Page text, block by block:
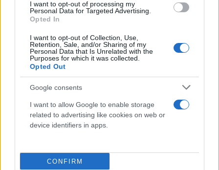
I want to opt-out of processing my
Personal Data for Targeted Advertising.
Opted In
I want to opt-out of Collection, Use,
Retention, Sale, and/or Sharing of my
Personal Data that Is Unrelated with the
Purposes for which it was collected.
Opted Out
Google consents
I want to allow Google to enable storage
related to advertising like cookies on web or
device identifiers in apps.
CONFIRM
Μπερνάρ προς τον Παλάσιος, ο Αργεντινός από τα
πέντε μέτρα σούταρε στο αριστερό δοκάρι του
Χουτεσιώτη.
Στο 34’ οι «πράσινοι» πλησίασαν ξανά στο γκολ με
ένα καλοχτυπημένο φάουλ του Μπερνάρ που
«έξυσε» το δεξί δοκάρι της εστίας του Ιωνικού, ενώ
στο 44’ από σέντρα του Σάκιτς, ο Μάντζης έπιασε
πιεζόμενος την κεφαλιά στο πίσω δοκάρι, αλλά
Στο δεύτερο ημίχρονο ο Παναθηναϊκός μπήκε λίγο